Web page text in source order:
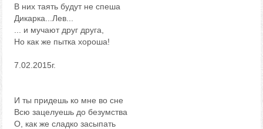
В них таять будут не спеша
Дикарка...Лев...
... и мучают друг друга,
Но как же пытка хороша!
7.02.2015г.
И ты придешь ко мне во сне
Всю зацелуешь до безумства
О, как же сладко засыпать